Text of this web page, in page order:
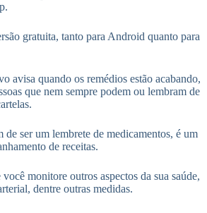
gratuita, tanto para Android quanto para
avisa quando os remédios estão acabando,
que nem sempre podem ou lembram de
de ser um lembrete de medicamentos, é um
de receitas.
monitore outros aspectos da sua saúde,
dentre outras medidas.